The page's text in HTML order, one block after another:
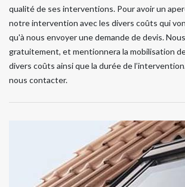
qualité de ses interventions. Pour avoir un
notre intervention avec les divers coûts qui
qu'à nous envoyer une demande de devis.
gratuitement, et mentionnera la mobilisation
divers coûts ainsi que la durée de
nous contacter.